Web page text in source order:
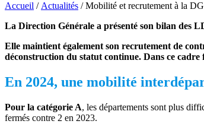
Accueil /Actualités / Mobilité et recrutement à la
La Direction Générale a présenté son bilan des
Elle maintient également son recrutement de
déconstruction du statut continue. Dans ce
En 2024, une mobilité
Pour la catégorie A, les départements sont plus
fermés contre 2 en 2023.